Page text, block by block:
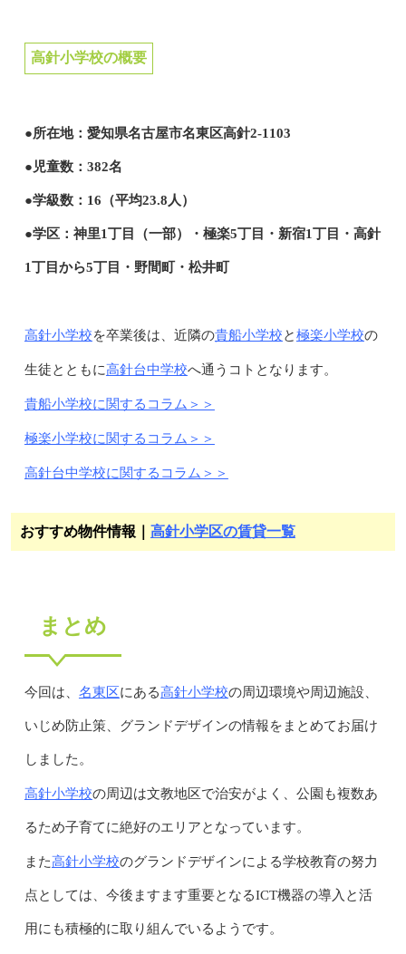
高針小学校の概要
●所在地：愛知県名古屋市名東区高針2-1103
●児童数：382名
●学級数：16（平均23.8人）
●学区：神里1丁目（一部）・極楽5丁目・新宿1丁目・高針
1丁目から5丁目・野間町・松井町
高針小学校を卒業後は、近隣の貴船小学校と極楽小学校の
生徒とともに高針台中学校へ通うコトとなります。
貴船小学校に関するコラム＞＞
極楽小学校に関するコラム＞＞
高針台中学校に関するコラム＞＞
おすすめ物件情報｜ 高針小学区の賃貸一覧
まとめ
今回は、 名東区にある高針小学校の周辺環境や周辺施設、
いじめ防止策、グランドデザインの情報をまとめてお届け
しました。
高針小学校の周辺は文教地区で治安がよく、公園も複数あ
るため子育てに絶好のエリアとなっています。
また高針小学校のグランドデザインによる学校教育の努力
点としては、今後ますます重要となるICT機器の導入と活
用にも積極的に取り組んでいるようです。